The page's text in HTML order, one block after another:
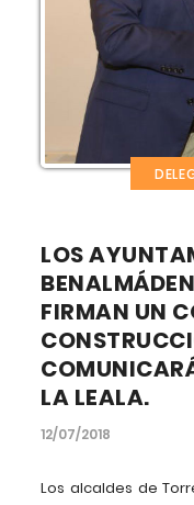
LOS
FIRMAN UN
LA LEALA.
12/07/2018
Los alcaldes de